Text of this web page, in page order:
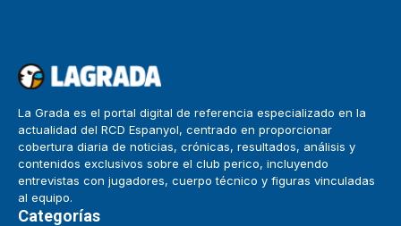
La Grada es el portal digital de referencia especializado en la
actualidad del RCD Espanyol, centrado en proporcionar
cobertura diaria de noticias, crónicas, resultados, análisis y
contenidos exclusivos sobre el club perico, incluyendo
entrevistas con jugadores, cuerpo técnico y figuras vinculadas
al equipo.
Categorías